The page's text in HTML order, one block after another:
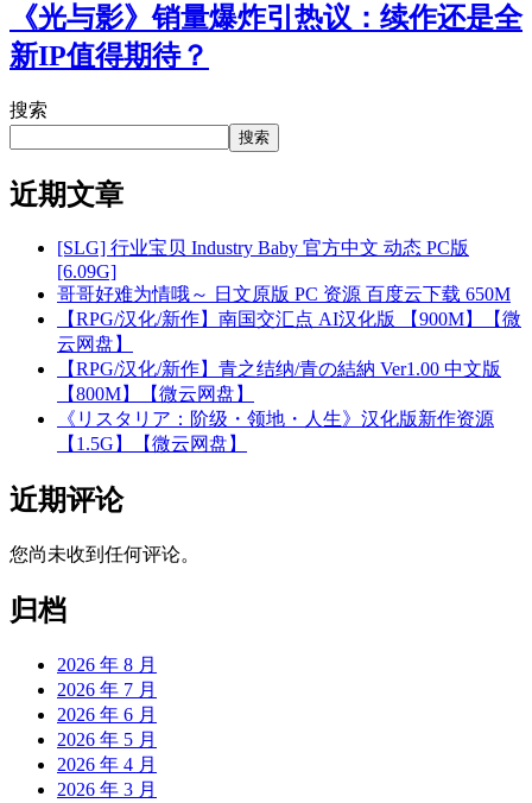
《光与影》销量爆炸引热议：续作还是全
新IP值得期待？
搜索
搜索
近期文章
[SLG] 行业宝贝 Industry Baby 官方中文 动态 PC版
[6.09G]
哥哥好难为情哦～ 日文原版 PC 资源 百度云下载 650M
【RPG/汉化/新作】南国交汇点 AI汉化版 【900M】【微
云网盘】
【RPG/汉化/新作】青之结纳/青の結納 Ver1.00 中文版
【800M】【微云网盘】
《リスタリア：阶级・领地・人生》汉化版新作资源
【1.5G】【微云网盘】
近期评论
您尚未收到任何评论。
归档
2026 年 8 月
2026 年 7 月
2026 年 6 月
2026 年 5 月
2026 年 4 月
2026 年 3 月